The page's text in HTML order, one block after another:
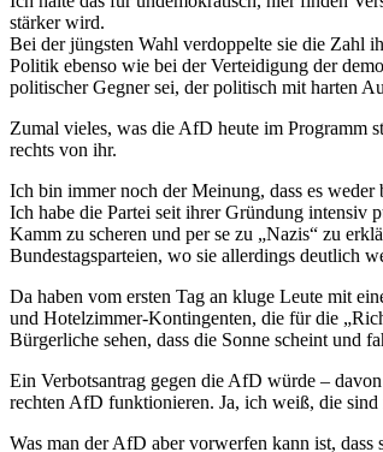
stärker wird.
Bei der jüngsten Wahl verdoppelte sie die Zahl
Politik ebenso wie bei der Verteidigung der
politischer Gegner sei, der politisch mit harten
Zumal vieles, was die AfD heute im Programm
rechts von ihr.
Ich bin immer noch der Meinung, dass es
Ich habe die Partei seit ihrer Gründung intensiv
Kamm zu scheren und per se zu „Nazis“ zu
Bundestagsparteien, wo sie allerdings deutlich
Da haben vom ersten Tag an kluge Leute mit
und Hotelzimmer-Kontingenten, die für die
Bürgerliche sehen, dass die Sonne scheint und
Ein Verbotsantrag gegen die AfD würde –
rechten AfD funktionieren. Ja, ich weiß, die
Was man der AfD aber vorwerfen kann ist, dass